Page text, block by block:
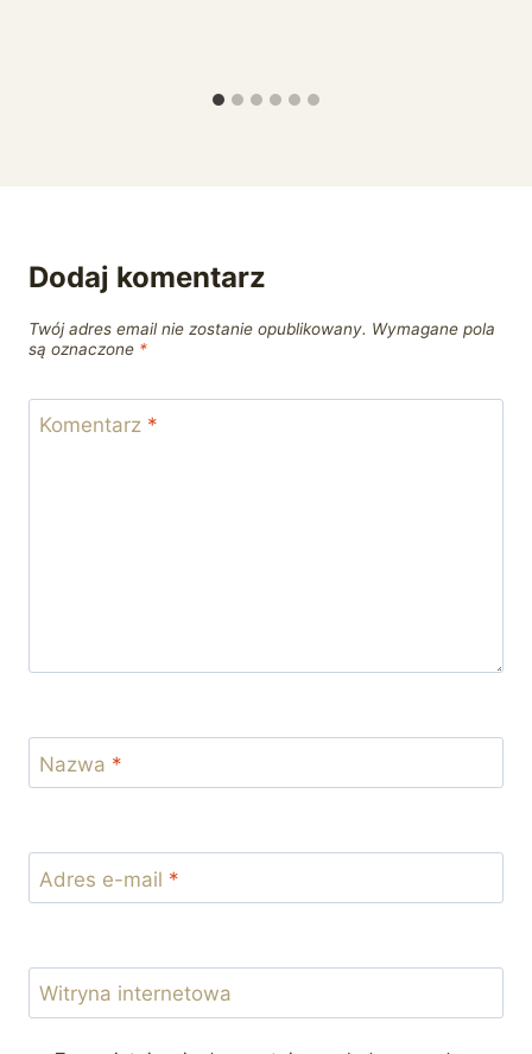
Dodaj komentarz
Twój adres email nie zostanie opublikowany. Wymagane pola
są oznaczone *
Komentarz *
Nazwa *
Adres e-mail *
Witryna internetowa